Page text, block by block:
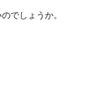
でしょうか。